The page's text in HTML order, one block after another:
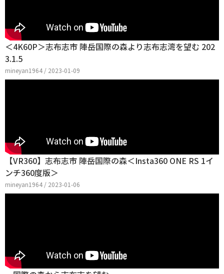
＜4K60P＞志布志市 陣岳国際の森より志布志湾を望む 202
3.1.5
mineyan1964 / 2023-01-09
【VR360】志布志市 陣岳国際の森＜Insta360 ONE RS 1イ
ンチ360度版＞
mineyan1964 / 2023-01-06